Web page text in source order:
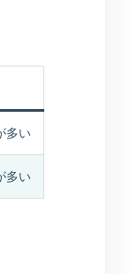
多い
多い